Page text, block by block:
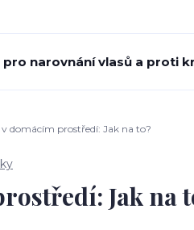
pro narovnání vlasů a proti
domácím prostředí: Jak na to?
Jak na